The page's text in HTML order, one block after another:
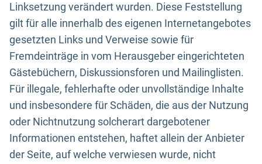
Linksetzung verändert wurden. Diese Feststellung
gilt für alle innerhalb des eigenen Internetangebotes
gesetzten Links und Verweise sowie für
Fremdeinträge in vom Herausgeber eingerichteten
Gästebüchern, Diskussionsforen und Mailinglisten.
Für illegale, fehlerhafte oder unvollständige Inhalte
und insbesondere für Schäden, die aus der Nutzung
oder Nichtnutzung solcherart dargebotener
Informationen entstehen, haftet allein der Anbieter
der Seite, auf welche verwiesen wurde, nicht